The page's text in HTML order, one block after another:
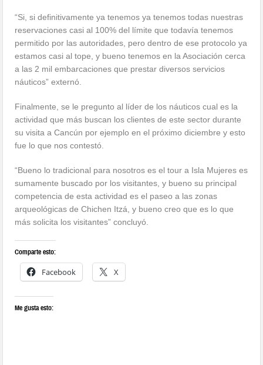
“Si, si definitivamente ya tenemos ya tenemos todas nuestras
reservaciones casi al 100% del límite que todavía tenemos
permitido por las autoridades, pero dentro de ese protocolo ya
estamos casi al tope, y bueno tenemos en la Asociación cerca
a las 2 mil embarcaciones que prestar diversos servicios
náuticos” externó.
Finalmente, se le pregunto al líder de los náuticos cual es la
actividad que más buscan los clientes de este sector durante
su visita a Cancún por ejemplo en el próximo diciembre y esto
fue lo que nos contestó.
“Bueno lo tradicional para nosotros es el tour a Isla Mujeres es
sumamente buscado por los visitantes, y bueno su principal
competencia de esta actividad es el paseo a las zonas
arqueológicas de Chichen Itzá, y bueno creo que es lo que
más solicita los visitantes” concluyó.
Comparte esto:
Facebook X
Me gusta esto: